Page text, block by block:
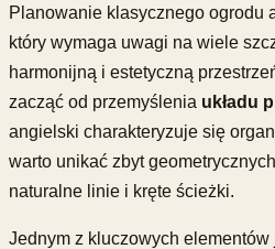
Planowanie klasycznego ogrodu
który wymaga uwagi na wiele
harmonijną i estetyczną
zacząć od przemyślenia układu
angielski charakteryzuje się
warto unikać zbyt
naturalne linie i kręte ścieżki.
Jednym z kluczowych